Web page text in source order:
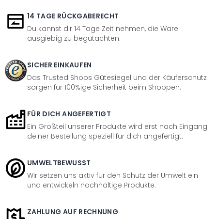
14 TAGE RÜCKGABERECHT
Du kannst dir 14 Tage Zeit nehmen, die Ware
ausgiebig zu begutachten.
SICHER EINKAUFEN
Das Trusted Shops Gütesiegel und der Käuferschutz
sorgen für 100%ige Sicherheit beim Shoppen.
FÜR DICH ANGEFERTIGT
Ein Großteil unserer Produkte wird erst nach Eingang
deiner Bestellung speziell für dich angefertigt.
UMWELTBEWUSST
Wir setzen uns aktiv für den Schutz der Umwelt ein
und entwickeln nachhaltige Produkte.
ZAHLUNG AUF RECHNUNG